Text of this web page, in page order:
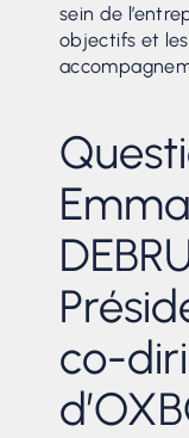
sein de
objectifs et
co-